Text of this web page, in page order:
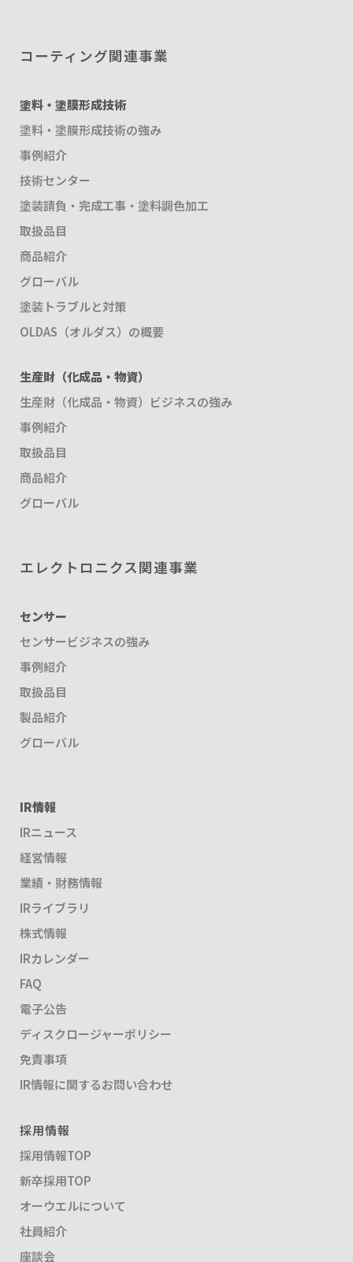
コーティング関連事業
塗料・塗膜形成技術
塗料・塗膜形成技術の強み
事例紹介
技術センター
塗装請負・完成工事・塗料調色加工
取扱品目
商品紹介
グローバル
塗装トラブルと対策
OLDAS（オルダス）の概要
生産財（化成品・物資）
生産財（化成品・物資）ビジネスの強み
事例紹介
取扱品目
商品紹介
グローバル
エレクトロニクス関連事業
センサー
センサービジネスの強み
事例紹介
取扱品目
製品紹介
グローバル
IR情報
IRニュース
経営情報
業績・財務情報
IRライブラリ
株式情報
IRカレンダー
FAQ
電子公告
ディスクロージャーポリシー
免責事項
IR情報に関するお問い合わせ
採用情報
採用情報TOP
新卒採用TOP
オーウエルについて
社員紹介
座談会